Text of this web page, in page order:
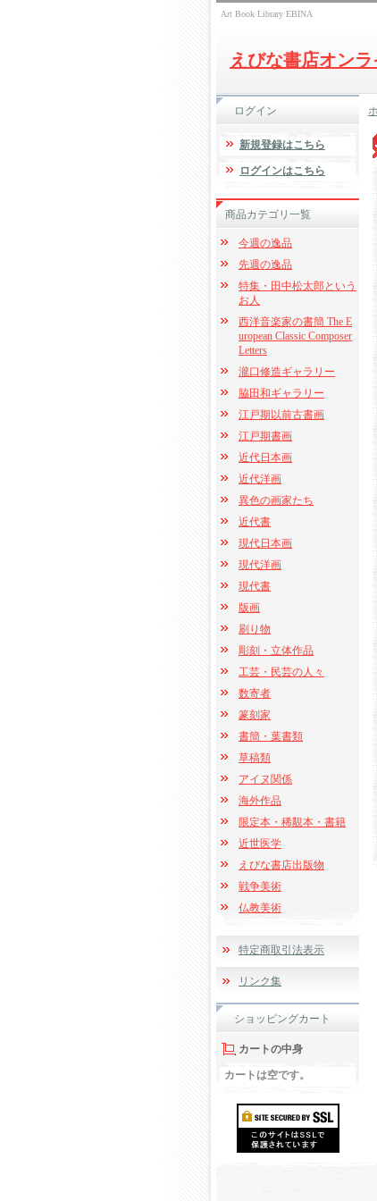
Art Book Library EBINA
えびな書店オン
ログイン
新規登録はこちら
ログインはこちら
商品カテゴリ一覧
今週の逸品
先週の逸品
特集・田中松太郎という
お人
西洋音楽家の書簡 The E
uropean Classic Composer
Letters
瀧口修造ギャラリー
脇田和ギャラリー
江戸期以前古書画
江戸期書画
近代日本画
近代洋画
異色の画家たち
近代書
現代日本画
現代洋画
現代書
版画
刷り物
彫刻・立体作品
工芸・民芸の人々
数寄者
篆刻家
書簡・葉書類
草稿類
アイヌ関係
海外作品
限定本・稀覯本・書籍
近世医学
えびな書店出版物
戦争美術
仏教美術
特定商取引法表示
リンク集
ショッピングカート
カートの中身
カートは空です。